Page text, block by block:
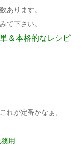
あります。
て下さい。
＆本格的なレシピ
れが定番かなぁ。
用